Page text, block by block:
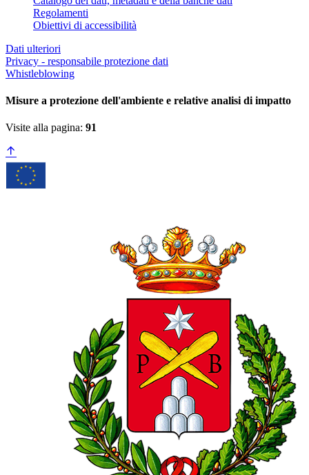
Regolamenti
Obiettivi di accessibilità
Dati ulteriori
Privacy - responsabile protezione dati
Whistleblowing
Misure a protezione dell'ambiente e relative analisi di impatto
Visite alla pagina: 91